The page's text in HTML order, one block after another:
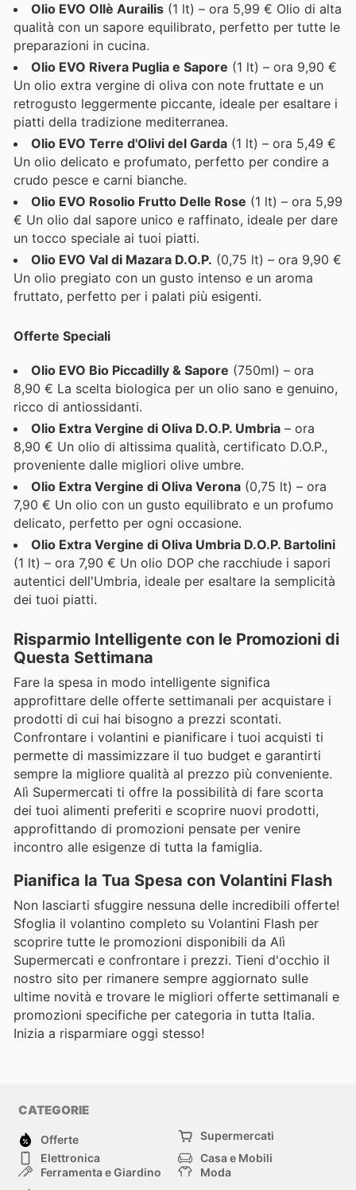
Olio EVO Ollè Aurailis (1 lt) – ora 5,99 € Olio di alta
qualità con un sapore equilibrato, perfetto per tutte le
preparazioni in cucina.
Olio EVO Rivera Puglia e Sapore (1 lt) – ora 9,90 €
Un olio extra vergine di oliva con note fruttate e un
retrogusto leggermente piccante, ideale per esaltare i
piatti della tradizione mediterranea.
Olio EVO Terre d'Olivi del Garda (1 lt) – ora 5,49 €
Un olio delicato e profumato, perfetto per condire a
crudo pesce e carni bianche.
Olio EVO Rosolio Frutto Delle Rose (1 lt) – ora 5,99
€ Un olio dal sapore unico e raffinato, ideale per dare
un tocco speciale ai tuoi piatti.
Olio EVO Val di Mazara D.O.P. (0,75 lt) – ora 9,90 €
Un olio pregiato con un gusto intenso e un aroma
fruttato, perfetto per i palati più esigenti.
Offerte Speciali
Olio EVO Bio Piccadilly & Sapore (750ml) – ora
8,90 € La scelta biologica per un olio sano e genuino,
ricco di antiossidanti.
Olio Extra Vergine di Oliva D.O.P. Umbria – ora
8,90 € Un olio di altissima qualità, certificato D.O.P.,
proveniente dalle migliori olive umbre.
Olio Extra Vergine di Oliva Verona (0,75 lt) – ora
7,90 € Un olio con un gusto equilibrato e un profumo
delicato, perfetto per ogni occasione.
Olio Extra Vergine di Oliva Umbria D.O.P. Bartolini
(1 lt) – ora 7,90 € Un olio DOP che racchiude i sapori
autentici dell'Umbria, ideale per esaltare la semplicità
dei tuoi piatti.
Risparmio Intelligente con le Promozioni di
Questa Settimana
Fare la spesa in modo intelligente significa
approfittare delle offerte settimanali per acquistare i
prodotti di cui hai bisogno a prezzi scontati.
Confrontare i volantini e pianificare i tuoi acquisti ti
permette di massimizzare il tuo budget e garantirti
sempre la migliore qualità al prezzo più conveniente.
Alì Supermercati ti offre la possibilità di fare scorta
dei tuoi alimenti preferiti e scoprire nuovi prodotti,
approfittando di promozioni pensate per venire
incontro alle esigenze di tutta la famiglia.
Pianifica la Tua Spesa con Volantini Flash
Non lasciarti sfuggire nessuna delle incredibili offerte!
Sfoglia il volantino completo su Volantini Flash per
scoprire tutte le promozioni disponibili da Alì
Supermercati e confrontare i prezzi. Tieni d'occhio il
nostro sito per rimanere sempre aggiornato sulle
ultime novità e trovare le migliori offerte settimanali e
promozioni specifiche per categoria in tutta Italia.
Inizia a risparmiare oggi stesso!
CATEGORIE
Offerte
Supermercati
Elettronica
Casa e Mobili
Ferramenta e Giardino
Moda